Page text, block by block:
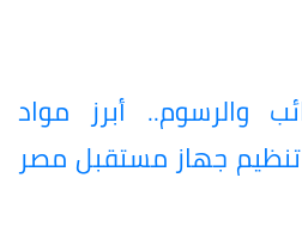
والرسوم.. أبرز مواد
جهاز مستقبل مصر